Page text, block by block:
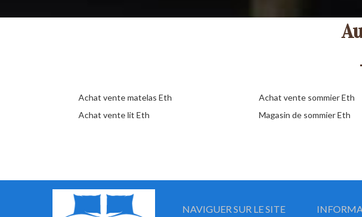
Achat vente matelas Eth
Achat vente lit Eth
Achat vente sommier Eth
Magasin de sommier Eth
NAVIGUER SUR LE SITE